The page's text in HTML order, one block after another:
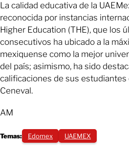
La calidad educativa de la
reconocida por instancias
Higher Education (THE), que los
consecutivos ha ubicado a la
mexiquense como la mejor
del país; asimismo, ha sido
calificaciones de sus estudiantes
Ceneval.
AM
Temas: Edomex UAEMEX